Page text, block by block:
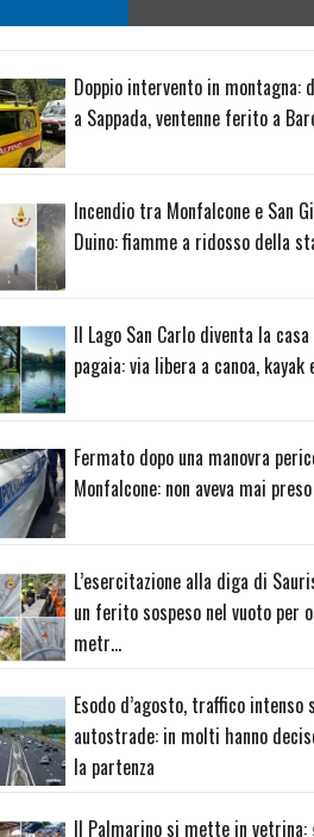
Doppio intervento in montagna:
a Sappada, ventenne ferito a
Incendio tra Monfalcone e San
Duino: fiamme a ridosso della
Il Lago San Carlo diventa la
pagaia: via libera a canoa, kayak
Fermato dopo una manovra
Monfalcone: non aveva mai
L’esercitazione alla diga di
un ferito sospeso nel vuoto per
metr…
Esodo d’agosto, traffico intenso
autostrade: in molti hanno
la partenza
Il Palmarino si mette in vetrina: